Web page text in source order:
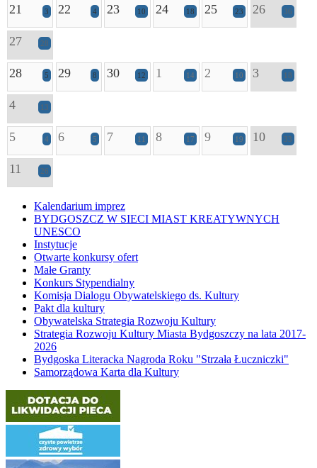
21 3 22 4 23 10 24 18 25 23 26 36
27 28
28 5 29 8 30 12 1 14 2 10 3 18
4 13
5 4 6 5 7 11 8 17 9 19 10 33
11 26
Kalendarium imprez
BYDGOSZCZ W SIECI MIAST KREATYWNYCH
UNESCO
Instytucje
Otwarte konkursy ofert
Małe Granty
Konkurs Stypendialny
Komisja Dialogu Obywatelskiego ds. Kultury
Pakt dla kultury
Obywatelska Strategia Rozwoju Kultury
Strategia Rozwoju Kultury Miasta Bydgoszczy na lata 2017-
2026
Bydgoska Literacka Nagroda Roku "Strzała Łuczniczki"
Samorządowa Karta dla Kultury